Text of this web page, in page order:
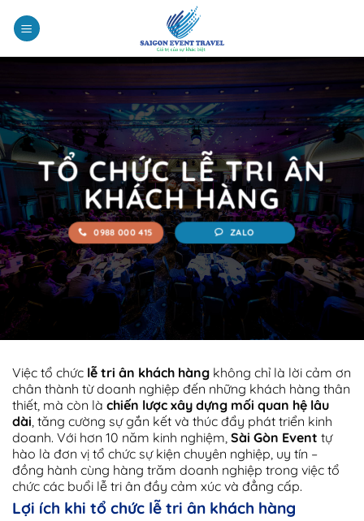
đến
nội
dung
TỔ CHỨC LỄ TRI ÂN
KHÁCH HÀNG
0988 000 415 ZALO
Việc tổ chức lễ tri ân khách hàng không chỉ là lời cảm ơn
chân thành từ doanh nghiệp đến những khách hàng thân
thiết, mà còn là chiến lược xây dựng mối quan hệ lâu
dài, tăng cường sự gắn kết và thúc đẩy phát triển kinh
doanh. Với hơn 10 năm kinh nghiệm, Sài Gòn Event tự
hào là đơn vị tổ chức sự kiện chuyên nghiệp, uy tín –
đồng hành cùng hàng trăm doanh nghiệp trong việc tổ
chức các buổi lễ tri ân đầy cảm xúc và đẳng cấp.
Lợi ích khi tổ chức lễ tri ân khách hàng